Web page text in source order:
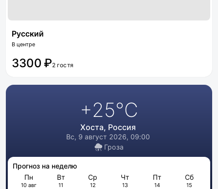
Русский
В центре
3300 ₽2 гостя
+25°C
Хоста, Россия
Вс, 9 август 2026, 09:00
Гроза
Прогноз на неделю
Пн
10 авг
Вт
11
Ср
12
Чт
13
Пт
14
Сб
15